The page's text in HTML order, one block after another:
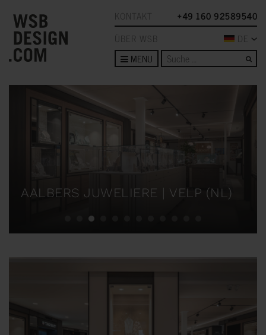
KONTAKT
+49 160 92589540
ÜBER WSB
DE
MENU
AALBERS JUWELIERE | VELP (NL)